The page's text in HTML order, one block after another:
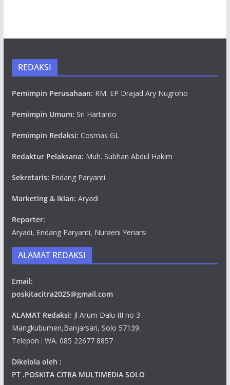
REDAKSI
Pemimpin Perusahaan: RM. EP Drajad Ary Nugroho
Pemimpin Umum: Sri Hartanto
Pemimpin Redaksi: Cosmas GL
Redaktur Pelaksana: Muh. Subhan Abdul Hakim
Sekretaris: Endang Paryanti
Marketing & Iklan: Aryadi
Reporter:
Aryadi, Endang Paryanti, Nuraeni Yeriarsi
ALAMAT REDAKSI
Email:
poskitacitra2025@gmail.com
ALAMAT Redaksi: Jl Arum Dalu III no 3
Mangkubumen,Banjarsari, Solo 57139.
Telepon : WA. 085 22677 8857
Dikelola oleh :
PT .POSKITA CITRA MULTIMEDIA SOLO